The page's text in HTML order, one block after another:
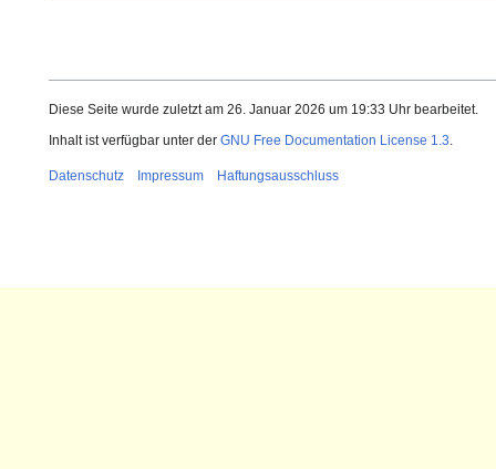
Diese Seite wurde zuletzt am 26. Januar 2026 um 19:33 Uhr bearbeitet.
Inhalt ist verfügbar unter der GNU Free Documentation License 1.3.
Datenschutz Impressum Haftungsausschluss